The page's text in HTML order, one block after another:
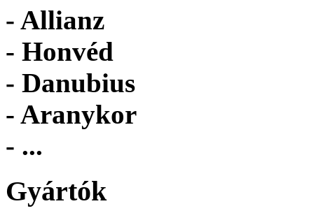
- Allianz
- Honvéd
- Danubius
- Aranykor
- ...
Gyártók